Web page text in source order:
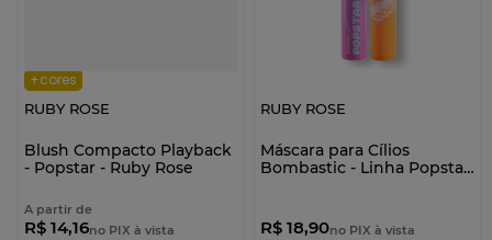
+cores
RUBY ROSE
Blush Compacto Playback
- Popstar - Ruby Rose
A partir de
R$ 14,16no PIX à vista
RUBY ROSE
Máscara para Cílios
Bombastic - Linha Popstar
R$ 18,90no PIX à vista